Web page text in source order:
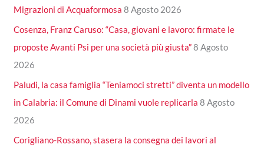
Migrazioni di Acquaformosa 8 Agosto 2026
Cosenza, Franz Caruso: “Casa, giovani e lavoro: firmate le
proposte Avanti Psi per una società più giusta”8 Agosto
2026
Paludi, la casa famiglia “Teniamoci stretti” diventa un modello
in Calabria: il Comune di Dinami vuole replicarla 8 Agosto
2026
Corigliano-Rossano, stasera la consegna dei lavori al